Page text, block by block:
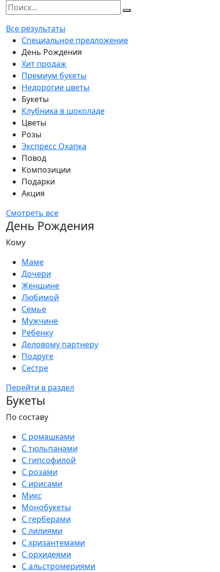
Все результаты
Специальное предложение
День Рождения
Хит продаж
Премиум букеты
Недорогие цветы
Букеты
Клубника в шоколаде
Цветы
Розы
Экспресс Охапка
Повод
Композиции
Подарки
Акция
Смотреть все
День Рождения
Кому
Маме
Дочери
Женщине
Любимой
Семье
Мужчине
Ребенку
Деловому партнеру
Подруге
Сестре
Перейти в раздел
Букеты
По составу
С ромашками
С тюльпанами
С гипсофилой
С розами
С ирисами
Микс
Монобукеты
С герберами
С лилиями
С хризантемами
С орхидеями
С альстромериями